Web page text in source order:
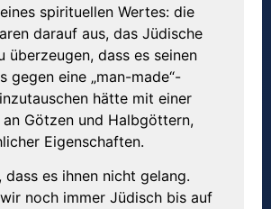
spirituellen Wertes: die
darauf aus, das Jüdische
überzeugen, dass es seinen
gegen eine „man-made“-
hätte mit einer
an Götzen und Halbgöttern,
Eigenschaften.
dass es ihnen nicht gelang.
noch immer Jüdisch bis auf